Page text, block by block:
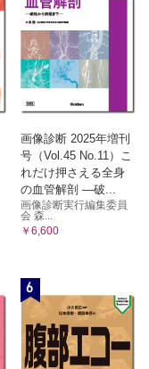
画像診断 2025年増刊
号（Vol.45 No.11）こ
れだけ押さえる全身
の血管解剖 ―破...
画像診断実行編集委員
会 森...
￥6,600
6